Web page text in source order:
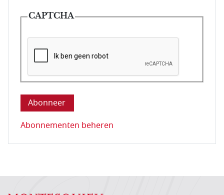
CAPTCHA
Deze vraag is om te controleren dat u een mens
Abonnementen beheren